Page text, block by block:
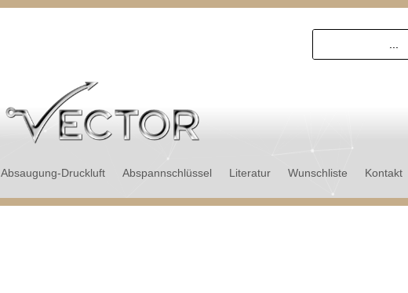
Absaugung-Druckluft Abspannschlüssel Literatur Wunschliste Kontakt